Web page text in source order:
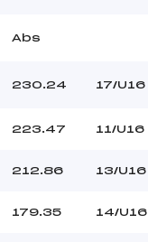
Abs
230.24 17/U16
223.47 11/U16
212.86 13/U16
179.35 14/U16